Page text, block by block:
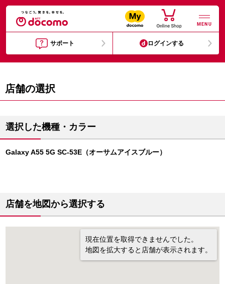
MENU
サポート ログインする
店舗の選択
選択した機種・カラー
Galaxy A55 5G SC-53E（オーサムアイスブルー）
店舗を地図から選択する
現在位置を取得できませんでした。
地図を拡大すると店舗が表示されます。